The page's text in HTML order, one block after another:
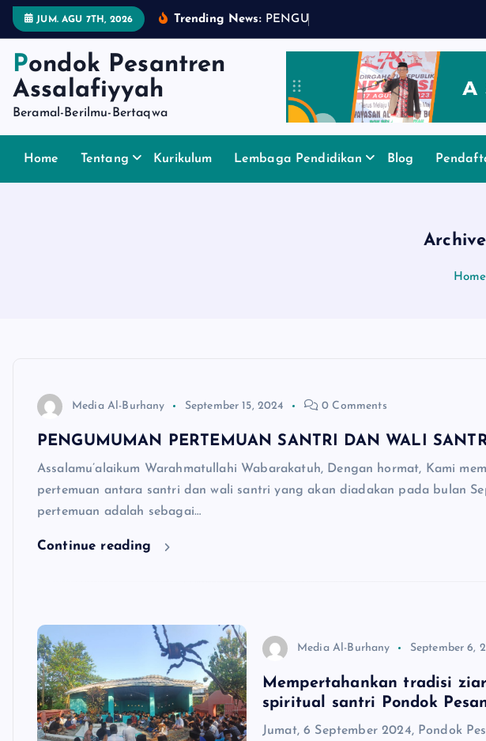
c
n
JUM. AGU 7TH, 2026 Trending News: P E NGU
Pondok Pesantren
Assalafiyyah
Beramal-Berilmu-Bertaqwa
Home Tentang Kurikulum Lembaga Pendidikan Blog
Home
Media Al-Burhany September 15, 2024 0 Comments
PENGUMUMAN PERTEMUAN SANTRI DAN WALI
Assalamu’alaikum Warahmatullahi Wabarakatuh, Dengan hormat, Kami
pertemuan antara santri dan wali santri yang akan diadakan pada bulan
pertemuan adalah sebagai…
Continue reading
Media Al-Burhany September 6,
Mempertahankan tradisi
spiritual santri Pondok
Jumat, 6 September 2024, Pondok